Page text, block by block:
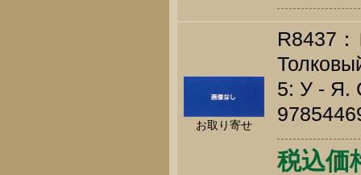
お取り寄せ
R8437
5: У - Я.
税込価